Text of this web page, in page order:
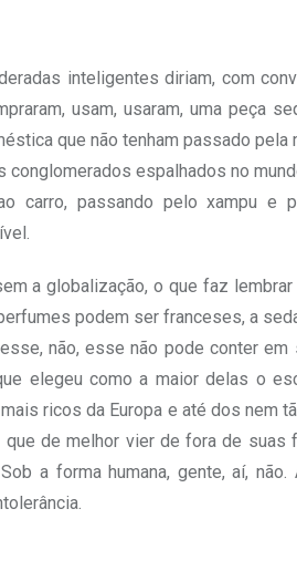
inteligentes diriam, com
usam, usaram, uma peça
que não tenham passado
espalhados no
carro, passando pelo xampu
a globalização, o que faz
podem ser franceses, a
não, esse não pode conter
elegeu como a maior delas o
ricos da Europa e até dos
de melhor vier de fora de
a forma humana, gente, aí,